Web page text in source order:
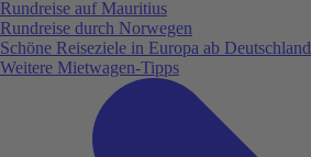
Rundreise auf Mauritius
Rundreise durch Norwegen
Schöne Reiseziele in Europa ab Deutschland
Weitere Mietwagen-Tipps